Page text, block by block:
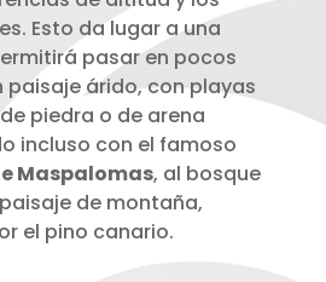
Esto da lugar a una
pasar en pocos
paisaje árido, con playas
piedra o de arena
incluso con el famoso
Maspalomas, al bosque
de montaña,
el pino canario.